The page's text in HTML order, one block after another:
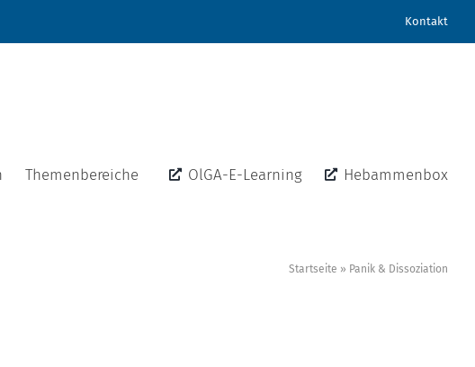
Kontakt
Themenbereiche OlGA-E-Learning Hebammenbox
Startseite » Panik & Dissoziation